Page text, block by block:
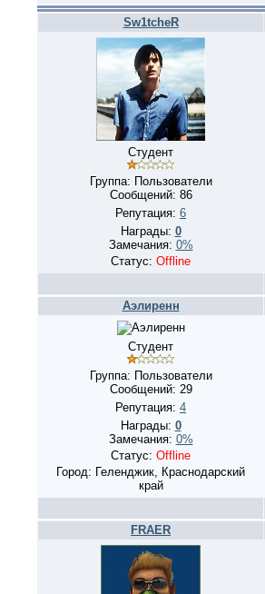
Sw1tcheR
Студент
Группа: Пользователи
Сообщений: 86
Репутация: 6
Награды: 0
Замечания: 0%
Статус: Offline
Аэлиренн
Студент
Группа: Пользователи
Сообщений: 29
Репутация: 4
Награды: 0
Замечания: 0%
Статус: Offline
Город: Геленджик, Краснодарский
край
FRAER